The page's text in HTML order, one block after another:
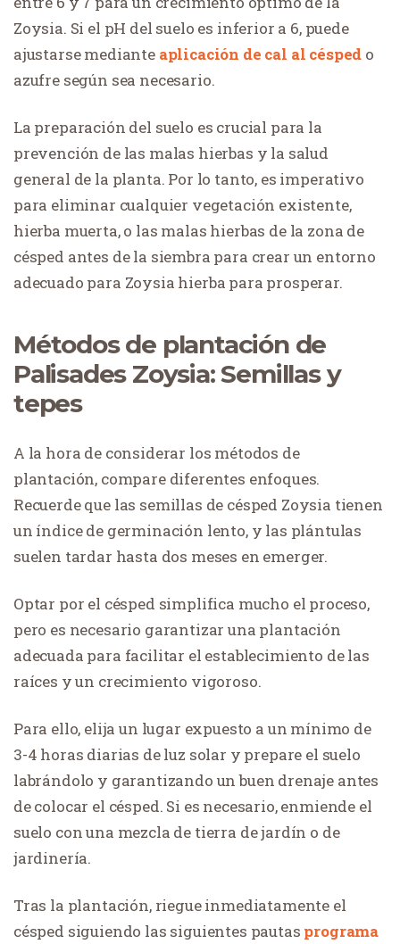
Zoysia. Si el pH del suelo es inferior a 6, puede
ajustarse mediante aplicación de cal al césped o
azufre según sea necesario.
La preparación del suelo es crucial para la
prevención de las malas hierbas y la salud
general de la planta. Por lo tanto, es imperativo
para eliminar cualquier vegetación existente,
hierba muerta, o las malas hierbas de la zona de
césped antes de la siembra para crear un entorno
adecuado para Zoysia hierba para prosperar.
Métodos de plantación de
Palisades Zoysia: Semillas y
tepes
A la hora de considerar los métodos de
plantación, compare diferentes enfoques.
Recuerde que las semillas de césped Zoysia tienen
un índice de germinación lento, y las plántulas
suelen tardar hasta dos meses en emerger.
Optar por el césped simplifica mucho el proceso,
pero es necesario garantizar una plantación
adecuada para facilitar el establecimiento de las
raíces y un crecimiento vigoroso.
Para ello, elija un lugar expuesto a un mínimo de
3-4 horas diarias de luz solar y prepare el suelo
labrándolo y garantizando un buen drenaje antes
de colocar el césped. Si es necesario, enmiende el
suelo con una mezcla de tierra de jardín o de
jardinería.
Tras la plantación, riegue inmediatamente el
césped siguiendo las siguientes pautas programa